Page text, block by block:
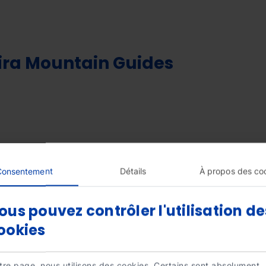
Détails À propos des
pouvez contrôler l'utilisation
Mountain Guides
Demi-journée
"Les 2.900 m"
Journée complète